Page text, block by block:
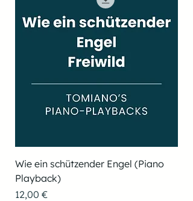
Wie ein schützender Engel (Piano
Playback)
Preis
12,00 €